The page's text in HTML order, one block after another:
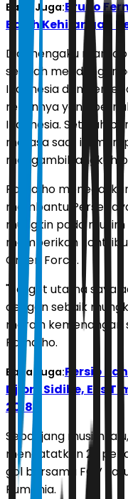
Baca Juga:Bruno
Boleh Kehilangan
Dia mengaku
setelah mendengar
Indonesia dan
rekannya yang
Indonesia. Setelah
merasa saat ini
mengambil langkah
Ramalho
membantu
mungkin pada
memberikan
Green Force.
"Target utama saya
dengan sebaik
meraih kemenangan
Ramalho.
Baca Juga:Persib
Djibril Sidibe, Eks
2018
Sepanjang musim
mencatatkan 29
gol bersama FCV
Rumania.